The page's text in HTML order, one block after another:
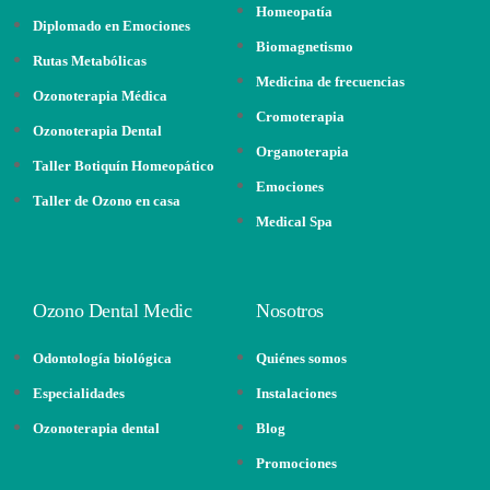
Diplomado en Emociones
Rutas Metabólicas
Ozonoterapia Médica
Ozonoterapia Dental
Taller Botiquín Homeopático
Taller de Ozono en casa
Homeopatía
Biomagnetismo
Medicina de frecuencias
Cromoterapia
Organoterapia
Emociones
Medical Spa
Ozono Dental Medic
Odontología biológica
Especialidades
Ozonoterapia dental
Nosotros
Quiénes somos
Instalaciones
Blog
Promociones